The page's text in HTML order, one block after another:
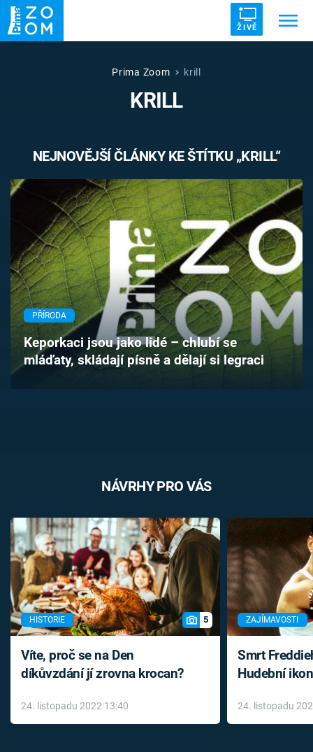
ŽIVĚ
UFO DRUHÁ SVĚTOVÁ VÁLKA
VETŘELCI DÁVNOVĚKU
Témata
Pořady
TV Program
Časopis
Sledujte prima+
Prima Zoom krill
KRILL
NEJNOVĚJŠÍ ČLÁNKY KE ŠTÍTKU „KRILL“
PŘÍRODA
Keporkaci jsou jako lidé – chlubí se
mláďaty, skládají písně a dělají si legraci
NÁVRHY PRO VÁS
HISTORIE 5
Víte, proč se na Den
díkůvzdání jí zrovna krocan?
24. listopadu 2022 13:40
ZAJÍMAVOSTI
Smrt
Hudební
léky
24. listopadu